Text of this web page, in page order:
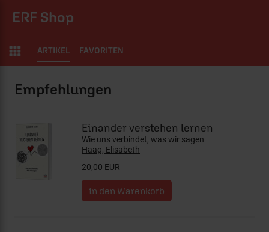
ERF Shop
ARTIKEL FAVORITEN
Einander verstehen lernen
Wie uns verbindet, was wir sagen
Haag, Elisabeth
20,00 EUR